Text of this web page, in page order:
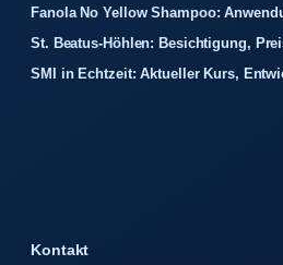
Fanola No Yellow Shampoo:
St. Beatus-Höhlen: Besichtigung,
SMI in Echtzeit: Aktueller Kurs,
Kontakt